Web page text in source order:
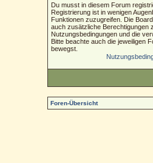
Du musst in diesem Forum
Registrierung ist in wenigen
Funktionen zuzugreifen. Die
auch zusätzliche Berechtigungen
Nutzungsbedingungen und die
Bitte beachte auch die jeweiligen
bewegst.
Foren-Übersicht